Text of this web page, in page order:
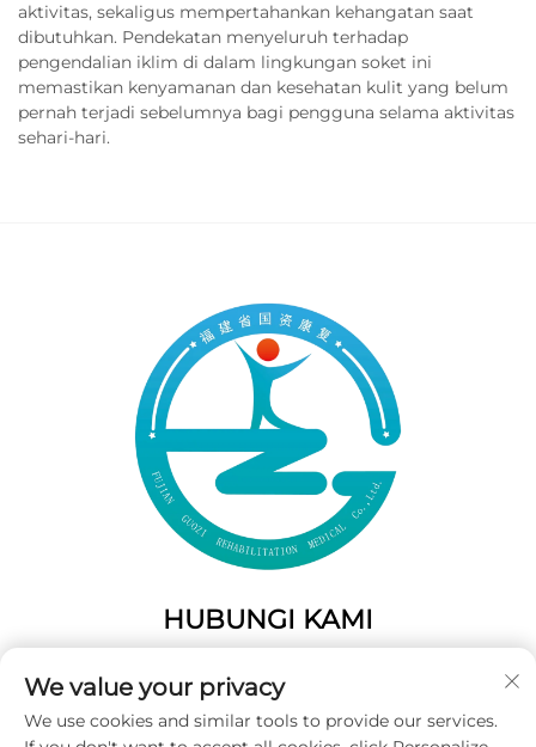
aktivitas, sekaligus mempertahankan kehangatan saat
dibutuhkan. Pendekatan menyeluruh terhadap
pengendalian iklim di dalam lingkungan soket ini
memastikan kenyamanan dan kesehatan kulit yang belum
pernah terjadi sebelumnya bagi pengguna selama aktivitas
sehari-hari.
HUBUNGI KAMI
Tiongkok
Telp:+86-19859128239
We value your privacy
We use cookies and similar tools to provide our services.